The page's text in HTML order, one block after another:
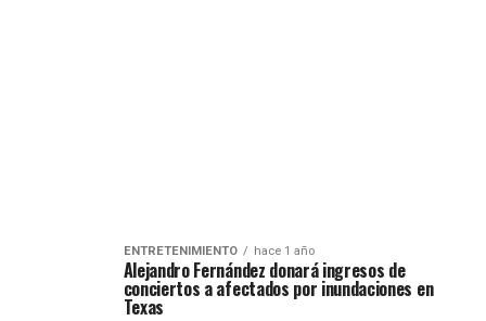
ENTRETENIMIENTO hace 1 año
Alejandro Fernández donará ingresos de
conciertos a afectados por inundaciones en
Texas